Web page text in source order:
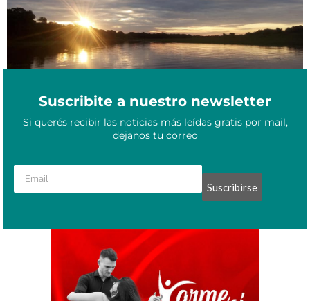
Suscribite a nuestro newsletter
Si querés recibir las noticias más leídas gratis por mail,
dejanos tu correo
Suscribirse